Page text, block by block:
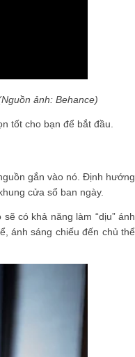
ảnh: Behance)
tốt cho bạn để bắt đầu.
gắn vào nó. Định hướng
cửa sổ ban ngày.
có khả năng làm “dịu” ánh
ánh sáng chiếu đến chủ thể